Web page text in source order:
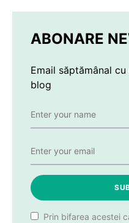
ABONARE
Email săptămânal
blog
Prin bifarea acestei